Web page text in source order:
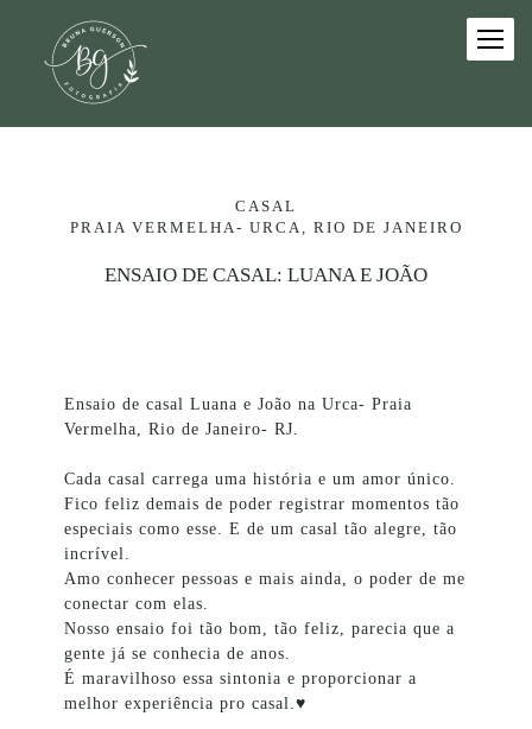
CASAL
PRAIA VERMELHA- URCA, RIO DE JANEIRO
ENSAIO DE CASAL: LUANA E JOÃO
Ensaio de casal Luana e João na Urca- Praia
Vermelha, Rio de Janeiro- RJ.
Cada casal carrega uma história e um amor único.
Fico feliz demais de poder registrar momentos tão
especiais como esse. E de um casal tão alegre, tão
incrível.
Amo conhecer pessoas e mais ainda, o poder de me
conectar com elas.
Nosso ensaio foi tão bom, tão feliz, parecia que a
gente já se conhecia de anos.
É maravilhoso essa sintonia e proporcionar a
melhor experiência pro casal.♥